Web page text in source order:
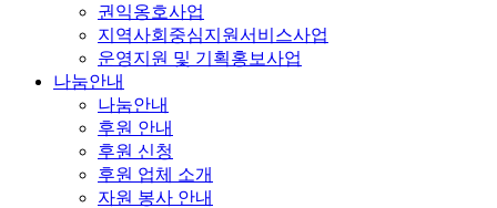
권익옹호사업
지역사회중심지원서비스사업
운영지원 및 기획홍보사업
나눔안내
나눔안내
후원 안내
후원 신청
후원 업체 소개
자원 봉사 안내